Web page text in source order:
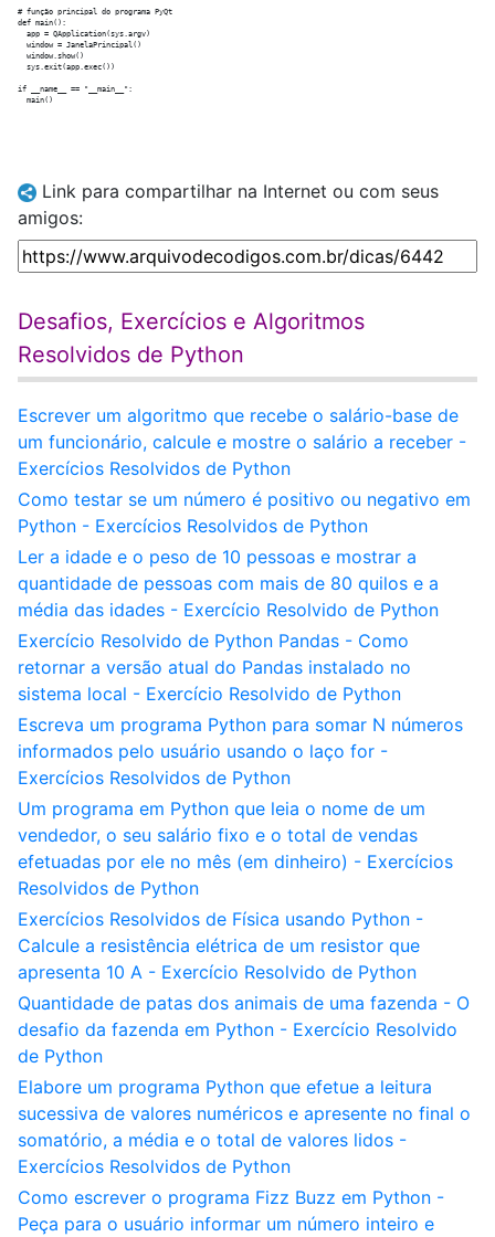
# função principal do programa PyQt
def main():
  app = QApplication(sys.argv)
  window = JanelaPrincipal()
  window.show()
  sys.exit(app.exec())
if __name__ == "__main__":
Link para compartilhar na Internet ou com seus
amigos:
Desafios, Exercícios e Algoritmos
Resolvidos de Python
Escrever um algoritmo que recebe o salário-base de
um funcionário, calcule e mostre o salário a receber -
Exercícios Resolvidos de Python
Como testar se um número é positivo ou negativo em
Python - Exercícios Resolvidos de Python
Ler a idade e o peso de 10 pessoas e mostrar a
quantidade de pessoas com mais de 80 quilos e a
média das idades - Exercício Resolvido de Python
Exercício Resolvido de Python Pandas - Como
retornar a versão atual do Pandas instalado no
sistema local - Exercício Resolvido de Python
Escreva um programa Python para somar N números
informados pelo usuário usando o laço for -
Exercícios Resolvidos de Python
Um programa em Python que leia o nome de um
vendedor, o seu salário fixo e o total de vendas
efetuadas por ele no mês (em dinheiro) - Exercícios
Resolvidos de Python
Exercícios Resolvidos de Física usando Python -
Calcule a resistência elétrica de um resistor que
apresenta 10 A - Exercício Resolvido de Python
Quantidade de patas dos animais de uma fazenda - O
desafio da fazenda em Python - Exercício Resolvido
de Python
Elabore um programa Python que efetue a leitura
sucessiva de valores numéricos e apresente no final o
somatório, a média e o total de valores lidos -
Exercícios Resolvidos de Python
Como escrever o programa Fizz Buzz em Python -
Peça para o usuário informar um número inteiro e